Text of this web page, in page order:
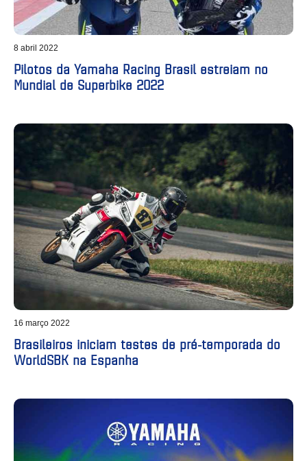
8 abril 2022
Pilotos da Yamaha Racing Brasil estreiam no
Mundial de Superbike 2022
16 março 2022
Brasileiros iniciam testes de pré-temporada do
WorldSBK na Espanha